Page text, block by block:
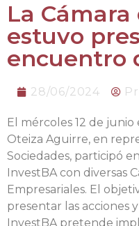
La
estuvo
encuentro
28/06/2024
El mércoles 12 de
Oteiza Aguirre, en
Sociedades, participó
InvestBA con diversas
Empresariales. El
presentar las acciones
InvestBA pretende